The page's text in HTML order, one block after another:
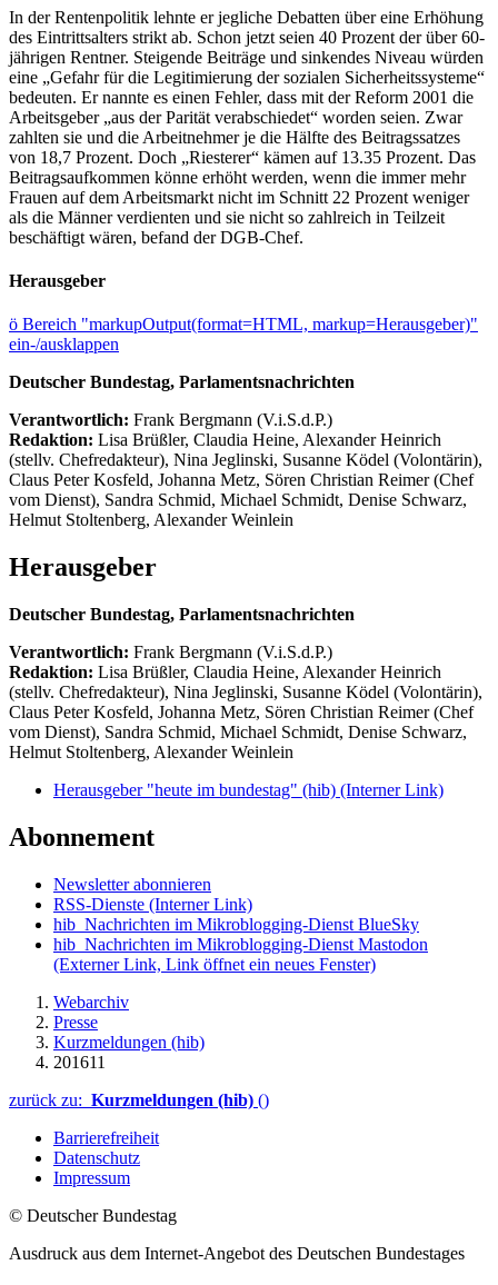
In der Rentenpolitik lehnte er jegliche Debatten über eine Erhöhung
des Eintrittsalters strikt ab. Schon jetzt seien 40 Prozent der über 60-
jährigen Rentner. Steigende Beiträge und sinkendes Niveau würden
eine „Gefahr für die Legitimierung der sozialen Sicherheitssysteme“
bedeuten. Er nannte es einen Fehler, dass mit der Reform 2001 die
Arbeitsgeber „aus der Parität verabschiedet“ worden seien. Zwar
zahlten sie und die Arbeitnehmer je die Hälfte des Beitragssatzes
von 18,7 Prozent. Doch „Riesterer“ kämen auf 13.35 Prozent. Das
Beitragsaufkommen könne erhöht werden, wenn die immer mehr
Frauen auf dem Arbeitsmarkt nicht im Schnitt 22 Prozent weniger
als die Männer verdienten und sie nicht so zahlreich in Teilzeit
beschäftigt wären, befand der DGB-Chef.
Herausgeber
ö Bereich "markupOutput(format=HTML, markup=Herausgeber)"
ein-/ausklappen
Deutscher Bundestag, Parlamentsnachrichten
Verantwortlich: Frank Bergmann (V.i.S.d.P.)
Redaktion: Lisa Brüßler, Claudia Heine, Alexander Heinrich
(stellv. Chefredakteur), Nina Jeglinski, Susanne Ködel (Volontärin),
Claus Peter Kosfeld, Johanna Metz, Sören Christian Reimer (Chef
vom Dienst), Sandra Schmid, Michael Schmidt, Denise Schwarz,
Helmut Stoltenberg, Alexander Weinlein
Herausgeber
Deutscher Bundestag, Parlamentsnachrichten
Verantwortlich: Frank Bergmann (V.i.S.d.P.)
Redaktion: Lisa Brüßler, Claudia Heine, Alexander Heinrich
(stellv. Chefredakteur), Nina Jeglinski, Susanne Ködel (Volontärin),
Claus Peter Kosfeld, Johanna Metz, Sören Christian Reimer (Chef
vom Dienst), Sandra Schmid, Michael Schmidt, Denise Schwarz,
Helmut Stoltenberg, Alexander Weinlein
Herausgeber "heute im bundestag" (hib) (Interner Link)
Abonnement
Newsletter abonnieren
RSS-Dienste (Interner Link)
hib_Nachrichten im Mikroblogging-Dienst BlueSky
hib_Nachrichten im Mikroblogging-Dienst Mastodon
(Externer Link, Link öffnet ein neues Fenster)
Webarchiv
Presse
Kurzmeldungen (hib)
201611
zurück zu: Kurzmeldungen (hib) ()
Barrierefreiheit
Datenschutz
Impressum
© Deutscher Bundestag
Ausdruck aus dem Internet-Angebot des Deutschen Bundestages